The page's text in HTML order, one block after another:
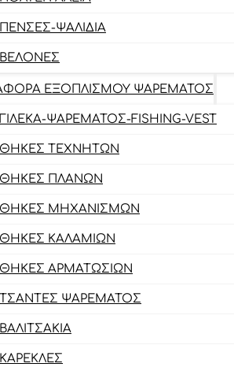
ΠΈΝΣΕΣ-ΨΑΛΊΔΙΑ
ΒΕΛΌΝΕΣ
ΕΞΟΠΛΙΣΜΟΎ ΨΑΡΈΜΑΤΟΣ
ΓΙΛΈΚΑ-ΨΑΡΈΜΑΤΟΣ-FISHING-VEST
ΘΉΚΕΣ ΤΕΧΝΗΤΏΝ
ΘΉΚΕΣ ΠΛΆΝΩΝ
ΘΉΚΕΣ ΜΗΧΑΝΙΣΜΏΝ
ΘΉΚΕΣ ΚΑΛΑΜΙΏΝ
ΘΉΚΕΣ ΑΡΜΑΤΩΣΙΏΝ
ΤΣΆΝΤΕΣ ΨΑΡΈΜΑΤΟΣ
ΒΑΛΙΤΣΆΚΙΑ
ΚΑΡΈΚΛΕΣ